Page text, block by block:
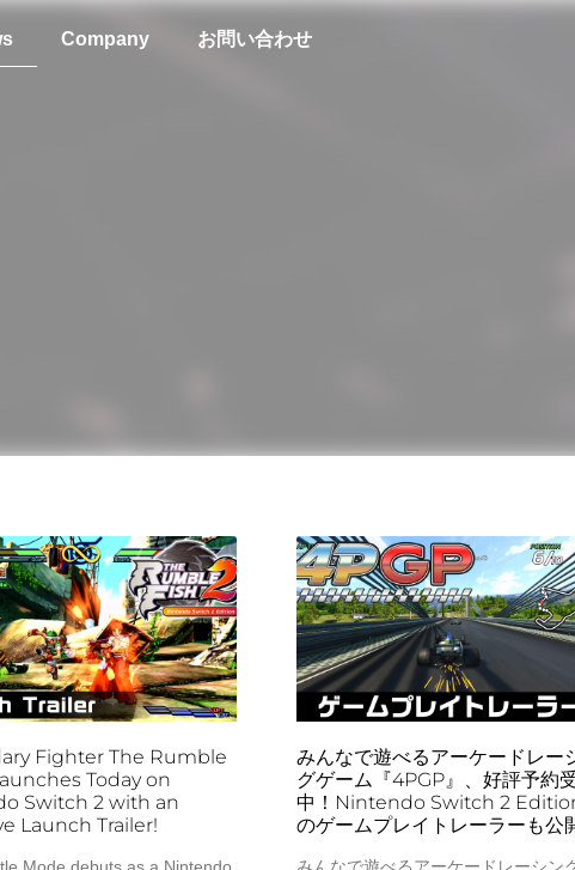
Company お問い合わせ
Fighter The Rumble
Today on
Switch 2 with an
Launch Trailer!
みんなで遊べるアーケードレー
グゲーム『4PGP』、好評予約
中！Nintendo Switch 2
のゲームプレイトレーラーも公